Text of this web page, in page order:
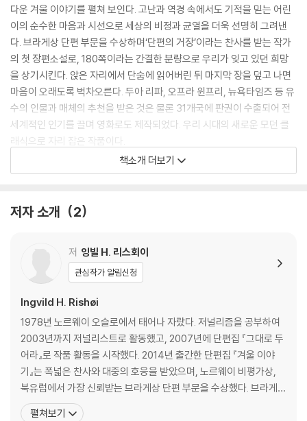
다운 겨울 이야기를 펼쳐 보인다. 고난과 역경 속에서도 기적을 믿는 어린
이의 순수한 마음과 시선으로 세상의 비정과 균열을 더욱 선명히 그려낸
다. 브라게상 단편 부문을 수상하며‘단편의 거장’이라는 찬사를 받는 작가
의 첫 장편소설로, 180쪽이라는 간결한 분량으로 우리가 잊고 있던 희망
을 상기시킨다. 앉은 자리에서 단숨에 읽어버린 뒤 마지막 장을 덮고 나면
마음이 오래도록 벅차오른다. 두아 리파, 오프라 윈프리, 뉴욕타임즈 등 유
수의 인물과 매체의 추천을 받은 것은 물론 31개국에 판권이 수출되어 전
세계적인 인기를 끌며 영화로도 제작되었다. 우리 시대의 새로운 모던 클
래식으로 자리 잡은 작품이다.
리더스원의 큰글자도서는 글자가 작아 독서에 어려움을 겪는 모든 분들에
본보다 ‘120%~150%’ 확대한 책입니다. 시력이 좋지 않거나 글자가 작아
책소개 더보기
저자 소개 2
저 잉빌 H. 리스회이
관심작가 알림신청
Ingvild H. Rishøi
1978년 노르웨이 오슬로에서 태어나 자랐다. 저널리즘을 공부하여
2003년까지 저널리스트로 활동했고, 2007년에 단편집 『그대로 두
어라』로 작품 활동을 시작했다. 2014년 출간한 단편집 『겨울 이야
기』는 폭넓은 찬사와 대중의 호응을 받았으며, 노르웨이 비평가상,
북유럽에서 가장 신뢰받는 브라게상 단편 부문을 수상했다. 브라게상
에서는 성인소설 부문의 후보로 오르기도 했는데 한 작품이 두 부문
펼쳐보기